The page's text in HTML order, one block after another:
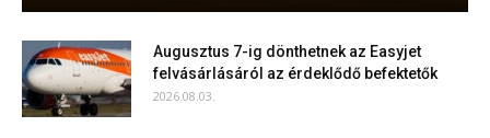
Augusztus 7-ig dönthetnek az Easyjet
felvásárlásáról az érdeklődő befektetők
2026.08.03.